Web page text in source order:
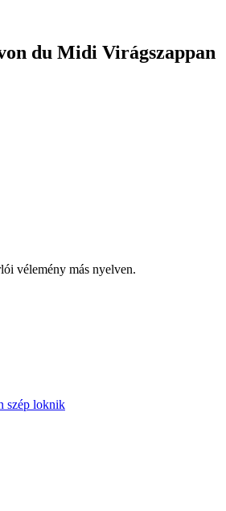
du Midi Virágszappan
vélemény más nyelven.
szép loknik